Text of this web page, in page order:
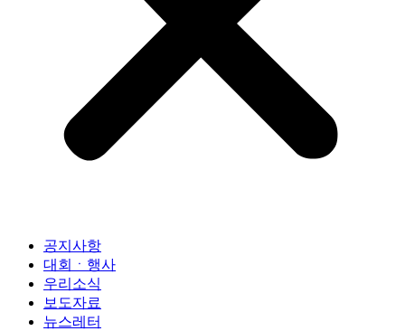
공지사항
대회ㆍ행사
우리소식
보도자료
뉴스레터